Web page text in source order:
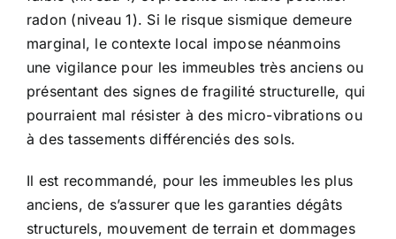
radon (niveau 1). Si le risque sismique demeure
marginal, le contexte local impose néanmoins
une vigilance pour les immeubles très anciens ou
présentant des signes de fragilité structurelle, qui
pourraient mal résister à des micro-vibrations ou
à des tassements différenciés des sols.
Il est recommandé, pour les immeubles les plus
anciens, de s’assurer que les garanties dégâts
structurels, mouvement de terrain et dommages